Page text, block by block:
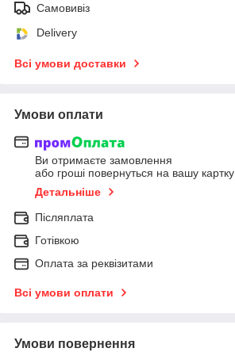
Самовивіз
Delivery
Всі умови доставки
Умови оплати
Ви отримаєте замовлення
або гроші повернуться на вашу картку
Детальніше
Післяплата
Готівкою
Оплата за реквізитами
Всі умови оплати
Умови повернення